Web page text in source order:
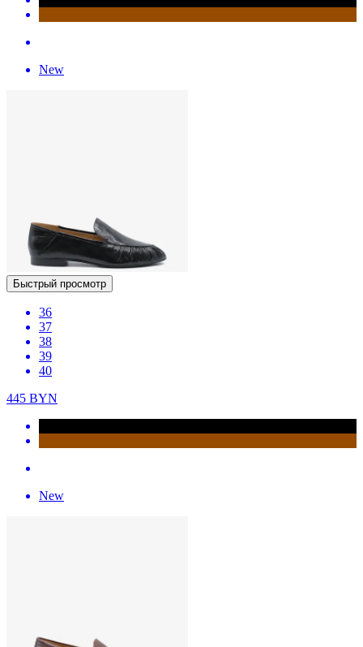
New
Быстрый просмотр
36
37
38
39
40
445 BYN
New